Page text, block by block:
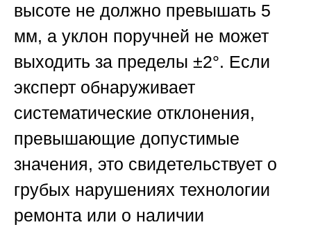
высоте не должно превышать 5
мм, а уклон поручней не может
выходить за пределы ±2°. Если
эксперт обнаруживает
систематические отклонения,
превышающие допустимые
значения, это свидетельствует о
грубых нарушениях технологии
ремонта или о наличии